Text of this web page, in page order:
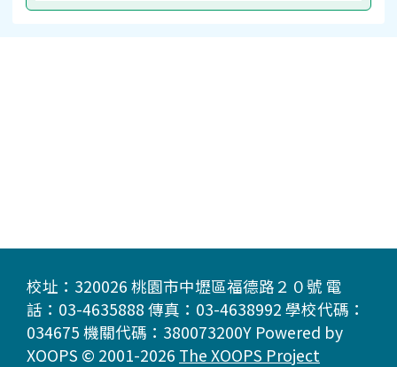
校址：320026 桃園市中壢區福德路２０號 電
話：03-4635888 傳真：03-4638992 學校代碼：
034675 機關代碼：380073200Y Powered by
XOOPS © 2001-2026 The XOOPS Project